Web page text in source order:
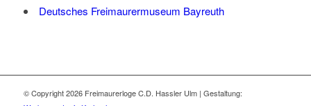
Deutsches Freimaurermuseum Bayreuth
© Copyright 2026 Freimaurerloge C.D. Hassler Ulm | Gestaltung: